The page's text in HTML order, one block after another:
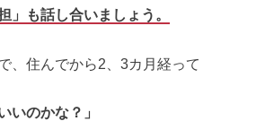
」も話し合いましょう。
、住んでから2、3カ月経って
いのかな？」